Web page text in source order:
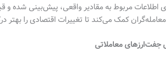
اطلاعات مربوط به مقادیر واقعی، پیش‌بینی
کمک می‌کند تا تغییرات اقتصادی را بهتر